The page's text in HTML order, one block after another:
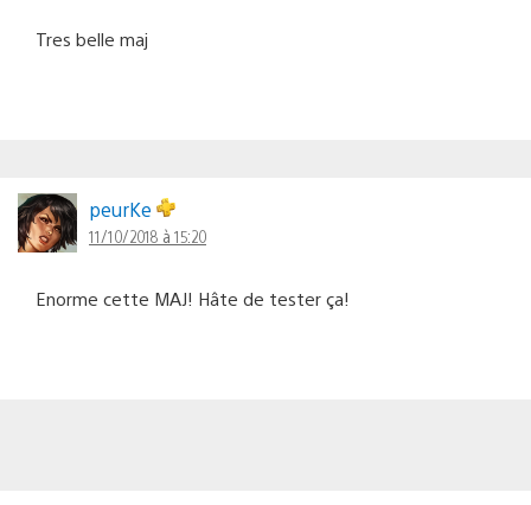
Tres belle maj
peurKe
11/10/2018 à 15:20
Enorme cette MAJ! Hâte de tester ça!